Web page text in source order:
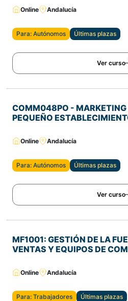
Online Andalucía
Para: Autónomos Últimas plazas
Ver curso
COMM048PO - MARKETING
PEQUEÑO
Online Andalucía
Para: Autónomos Últimas plazas
Ver curso
MF1001: GESTIÓN DE LA
VENTAS Y EQUIPOS DE
Online Andalucía
Para: Trabajadores Últimas plazas